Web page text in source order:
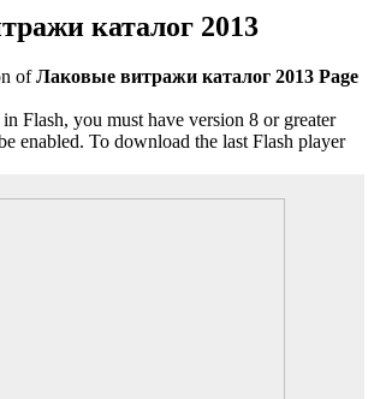
каталог 2013
ofЛаковые витражи каталог 2013 Page
Flash, you must have version 8 or greater
enabled. To download the last Flash player